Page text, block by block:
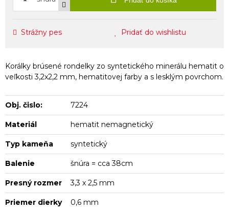
Strážny pes Pridať do wishlistu
Korálky brúsené rondelky zo syntetického minerálu hematit o
veľkosti 3,2x2,2 mm, hematitovej farby a s lesklým povrchom.
Obj. čislo: 7224
Materiál hematit nemagnetický
Typ kameňa syntetický
Balenie šnúra = cca 38cm
Presný rozmer 3,3 x 2,5 mm
Priemer dierky 0,6 mm